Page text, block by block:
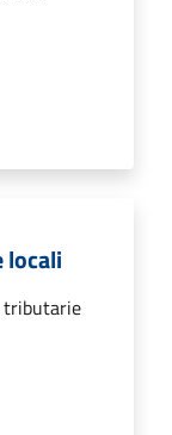
locali
tributarie